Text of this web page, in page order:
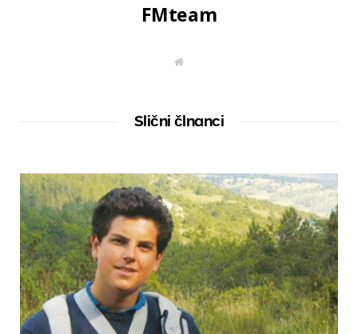
FMteam
W
Slični člnanci